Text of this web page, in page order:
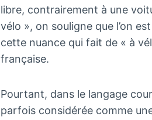
libre, contrairement à une
vélo », on souligne que l’on
cette nuance qui fait de « à
française.
Pourtant, dans le langage
parfois considérée comme